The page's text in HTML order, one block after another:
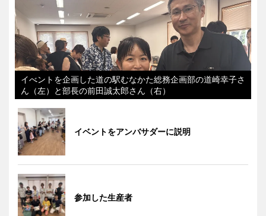
イべントを企画した道の駅むなかた総務企画部の道崎幸子さ
ん（左）と部長の前田誠太郎さん（右）
イベントをアンバサダーに説明
参加した生産者